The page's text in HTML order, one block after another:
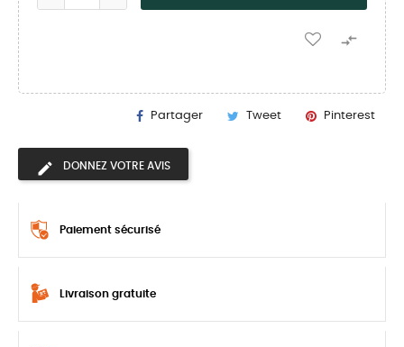

Partager Tweet Pinterest
DONNEZ VOTRE AVIS
Paiement sécurisé
Livraison gratuite